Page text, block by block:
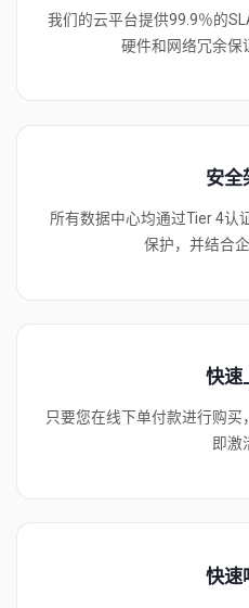
我们的云平台提供99.9％的
硬件和网络冗余保
安全
所有数据中心均通过Tier 4认
保护，并结合
快速
只要您在线下单付款进行购
即激
快速